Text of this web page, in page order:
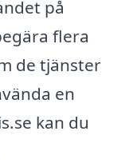
på
flera
de tjänster
en
kan du